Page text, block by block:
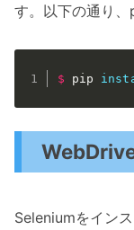
す。以下の通り、
$ pip
Seleniumをイン